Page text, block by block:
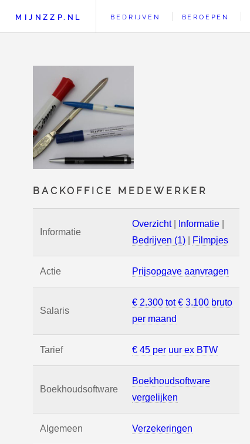
BACKOFFICE MEDEWERKER
Informatie
Overzicht| Informatie
Bedrijven (1)
Filmpjes
Actie Prijsopgave aanvragen
Salaris
€ 2.300 tot € 3.100 bruto
per maand
Tarief € 45 per uur ex BTW
Boekhoudsoftware
Boekhoudsoftware
vergelijken
Algemeen Verzekeringen
MIJNZZP.NL BEDRIJVEN BEROEPEN